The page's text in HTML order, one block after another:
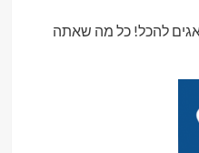
להכל! כל מה שאתה